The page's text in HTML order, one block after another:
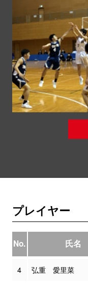
プレイヤー
No. 氏名
4 弘重 愛里菜